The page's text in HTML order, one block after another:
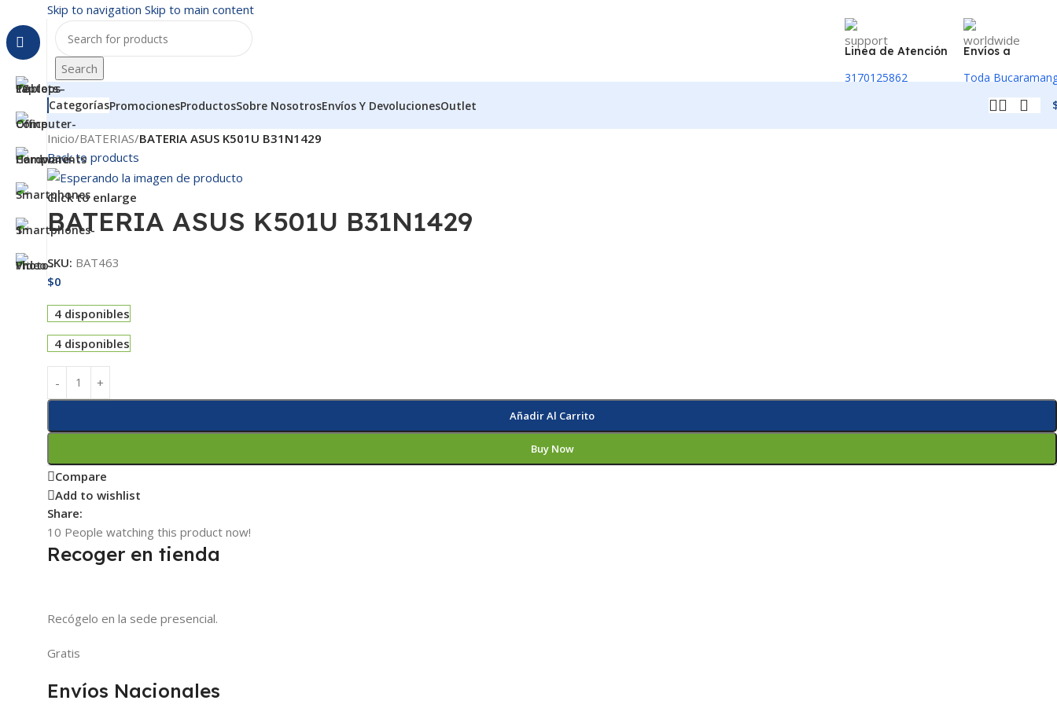
Skip to navigation Skip to main content
Search
Linea de Atención
3170125862
Envíos a
Toda
CategoríasPromocionesProductosSobre NosotrosEnvíos Y DevolucionesOutlet
Inicio/BATERIAS/BATERIA ASUS K501U B31N1429
Back to products
Click to enlarge
BATERIA ASUS K501U B31N1429
SKU: BAT463
$0
4 disponibles
4 disponibles
Añadir Al Carrito
Buy Now
Compare
Add to wishlist
Share:
10 People watching this product now!
Recoger en tienda
Recógelo en la sede presencial.
Gratis
Envíos Nacionales